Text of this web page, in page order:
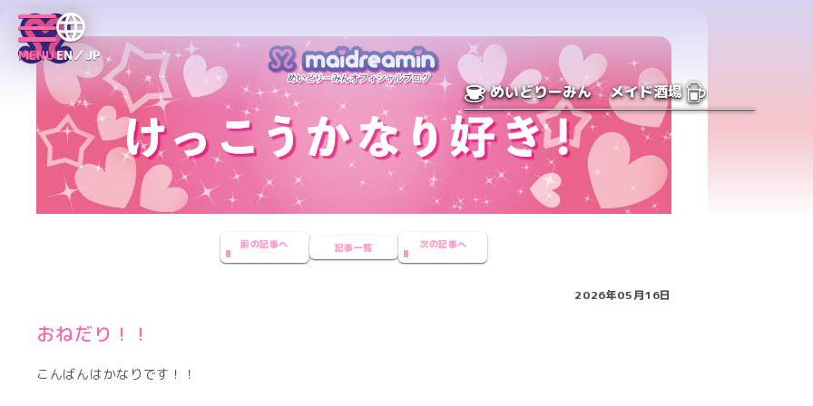
MENUEN／JP
めいどりーみん メイド酒場
前の記事へ 記事一覧 次の記事へ
2026年05月16日
おねだり！！
こんばんはかなりです！！